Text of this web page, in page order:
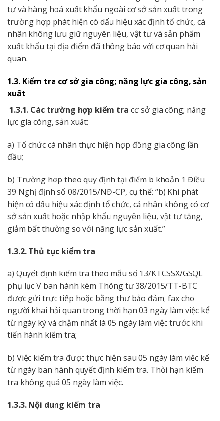
tư và hàng hoá xuất khẩu ngoài cơ sở sản xuất trong
trường hợp phát hiện có dấu hiệu xác định tổ chức, cá
nhân không lưu giữ nguyên liệu, vật tư và sản phẩm
xuất khẩu tại địa điểm đã thông báo với cơ quan hải
quan.
1.3. Kiểm tra cơ sở gia công; năng lực gia công, sản
xuất
1.3.1. Các trường hợp kiểm tra cơ sở gia công; năng
lực gia công, sản xuất:
a) Tổ chức cá nhân thực hiện hợp đồng gia công lần
đầu;
b) Trường hợp theo quy định tại điểm b khoản 1 Điều
39 Nghị định số 08/2015/NĐ-CP, cụ thể: “b) Khi phát
hiện có dấu hiệu xác định tổ chức, cá nhân không có cơ
sở sản xuất hoặc nhập khẩu nguyên liệu, vật tư tăng,
giảm bất thường so với năng lực sản xuất.”
1.3.2. Thủ tục kiểm tra
a) Quyết định kiểm tra theo mẫu số 13/KTCSSX/GSQL
phụ lục V ban hành kèm Thông tư 38/2015/TT-BTC
được gửi trực tiếp hoặc bằng thư bảo đảm, fax cho
người khai hải quan trong thời hạn 03 ngày làm việc kể
từ ngày ký và chậm nhất là 05 ngày làm việc trước khi
tiến hành kiểm tra;
b) Việc kiểm tra được thực hiện sau 05 ngày làm việc kể
từ ngày ban hành quyết định kiểm tra. Thời hạn kiểm
tra không quá 05 ngày làm việc.
1.3.3. Nội dung kiểm tra